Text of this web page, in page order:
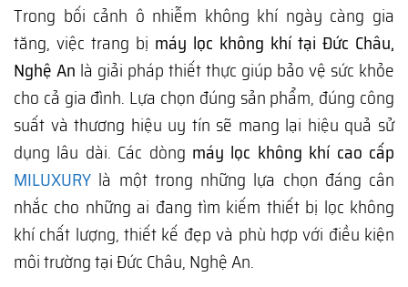
Trong bối cảnh ô nhiễm không khí ngày càng gia
tăng, việc trang bị máy lọc không khí tại Đức Châu,
Nghệ An là giải pháp thiết thực giúp bảo vệ sức khỏe
cho cả gia đình. Lựa chọn đúng sản phẩm, đúng công
suất và thương hiệu uy tín sẽ mang lại hiệu quả sử
dụng lâu dài. Các dòng máy lọc không khí cao cấp
MILUXURY là một trong những lựa chọn đáng cân
nhắc cho những ai đang tìm kiếm thiết bị lọc không
khí chất lượng, thiết kế đẹp và phù hợp với điều kiện
môi trường tại Đức Châu, Nghệ An.